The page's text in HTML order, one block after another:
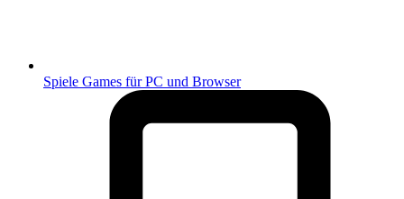
Spiele Games für PC und Browser